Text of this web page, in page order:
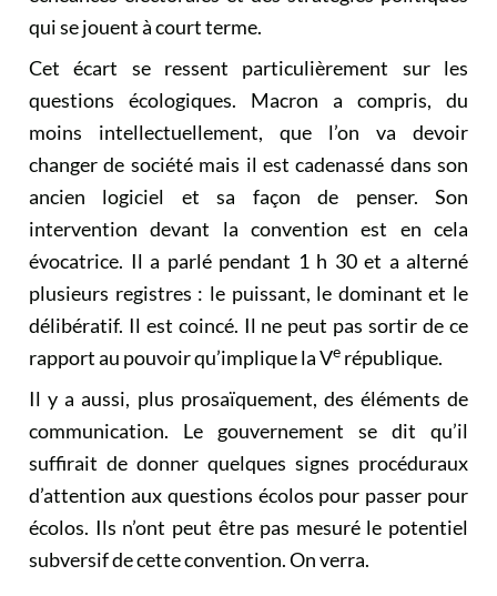
qui se jouent à court terme.
Cet écart se ressent particulièrement sur les
questions écologiques. Macron a compris, du
moins intellectuellement, que l’on va devoir
changer de société mais il est cadenassé dans son
ancien logiciel et sa façon de penser. Son
intervention devant la convention est en cela
évocatrice. Il a parlé pendant 1 h 30 et a alterné
plusieurs registres : le puissant, le dominant et le
délibératif. Il est coincé. Il ne peut pas sortir de ce
rapport au pouvoir qu’implique la Ve république.
Il y a aussi, plus prosaïquement, des éléments de
communication. Le gouvernement se dit qu’il
suffirait de donner quelques signes procéduraux
d’attention aux questions écolos pour passer pour
écolos. Ils n’ont peut être pas mesuré le potentiel
subversif de cette convention. On verra.